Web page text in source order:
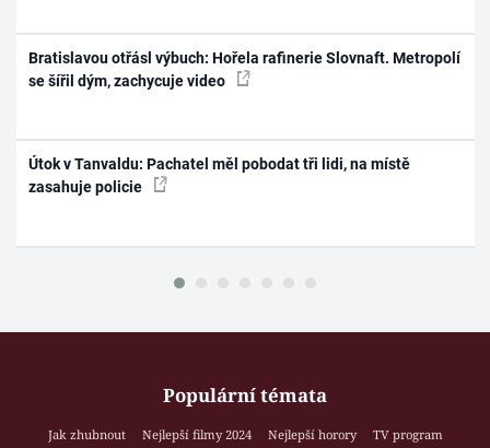
Bratislavou otřásl výbuch: Hořela rafinerie Slovnaft. Metropolí
se šířil dým, zachycuje video
Útok v Tanvaldu: Pachatel měl pobodat tři lidi, na místě
zasahuje policie
Populární témata
Jak zhubnout Nejlepší filmy 2024 Nejlepší horory
TV program